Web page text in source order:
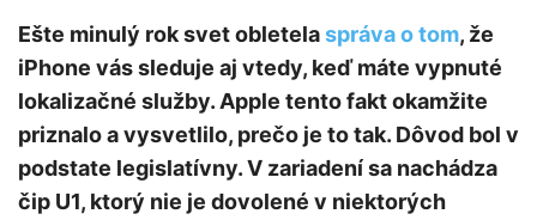
Ešte minulý rok svet obletelaspráva o tom, že
iPhone vás sleduje aj vtedy, keď máte vypnuté
lokalizačné služby. Apple tento fakt okamžite
priznalo a vysvetlilo, prečo je to tak. Dôvod bol v
podstate legislatívny. V zariadení sa nachádza
čip U1, ktorý nie je dovolené v niektorých